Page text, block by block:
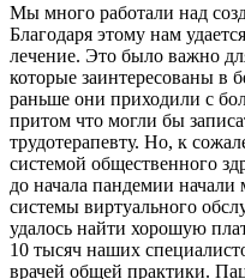
Мы много работали над
Благодаря этому нам
лечение. Это было важно
которые заинтересованы в
раньше они приходили с
притом что могли бы
трудотерапевту. Но, к
системой общественного
до начала пандемии начали
системы виртуального
удалось найти хорошую
10 тысяч наших
врачей общей практики.